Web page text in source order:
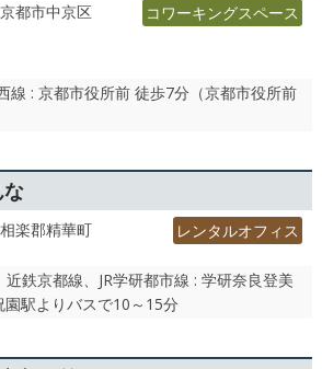
都市中京区 コワーキングスペース
線 : 京都市役所前 徒歩7分（京都市役所前
楽郡精華町 レンタルオフィス
鉄京都線、JR学研都市線 : 学研奈良登美
園駅よりバスで10～15分